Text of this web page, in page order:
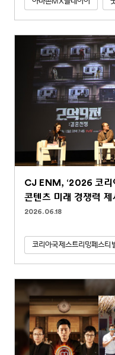
CJ ENM, ‘2026 코리
콘텐츠 미래 경쟁력 제
2026.06.18
코리아국제스트리밍페스티